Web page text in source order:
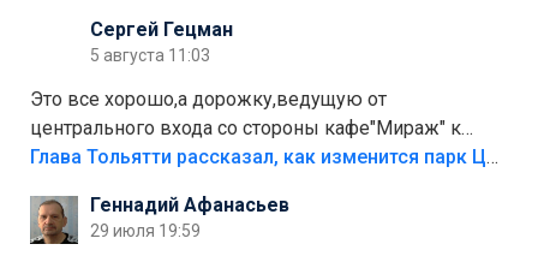
Сергей Гецман
5 августа 11:03
Это все хорошо,а дорожку,ведущую от
центрального входа со стороны кафе"Мираж" к
аттракционам слабо доделать?А то бордюры
лежала в парке и испортилась.Да еще,видимо,часть
украли.
Глава Тольятти рассказал, как изменится парк Центрального района
Геннадий Афанасьев
29 июля 19:59